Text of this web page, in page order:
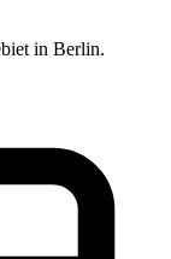
in Berlin.